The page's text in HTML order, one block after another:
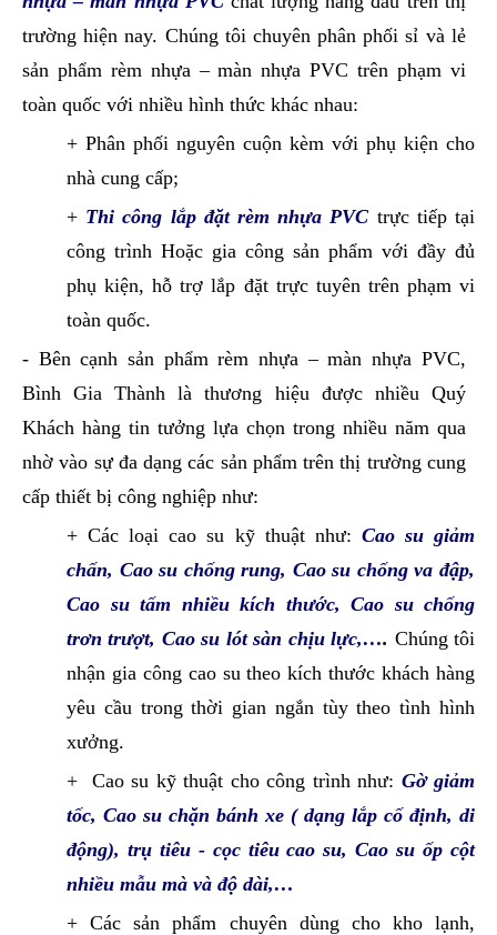
trường hiện nay. Chúng tôi chuyên phân phối sỉ và lẻ
sản phẩm rèm nhựa – màn nhựa PVC trên phạm vi
toàn quốc với nhiều hình thức khác nhau:
+ Phân phối nguyên cuộn kèm với phụ kiện cho
nhà cung cấp;
+ Thi công lắp đặt rèm nhựa PVC trực tiếp tại
công trình Hoặc gia công sản phẩm với đầy đủ
phụ kiện, hỗ trợ lắp đặt trực tuyên trên phạm vi
toàn quốc.
- Bên cạnh sản phẩm rèm nhựa – màn nhựa PVC,
Bình Gia Thành là thương hiệu được nhiều Quý
Khách hàng tin tưởng lựa chọn trong nhiều năm qua
nhờ vào sự đa dạng các sản phẩm trên thị trường cung
cấp thiết bị công nghiệp như:
+ Các loại cao su kỹ thuật như: Cao su giảm
chấn, Cao su chống rung, Cao su chống va đập,
Cao su tấm nhiều kích thước, Cao su chống
trơn trượt, Cao su lót sàn chịu lực,…. Chúng tôi
nhận gia công cao su theo kích thước khách hàng
yêu cầu trong thời gian ngắn tùy theo tình hình
xưởng.
+ Cao su kỹ thuật cho công trình như: Gờ giảm
tốc, Cao su chặn bánh xe ( dạng lắp cố định, di
động), trụ tiêu - cọc tiêu cao su,Cao su ốp cột
nhiều mẫu mà và độ dài,…
+ Các sản phẩm chuyên dùng cho kho lạnh,